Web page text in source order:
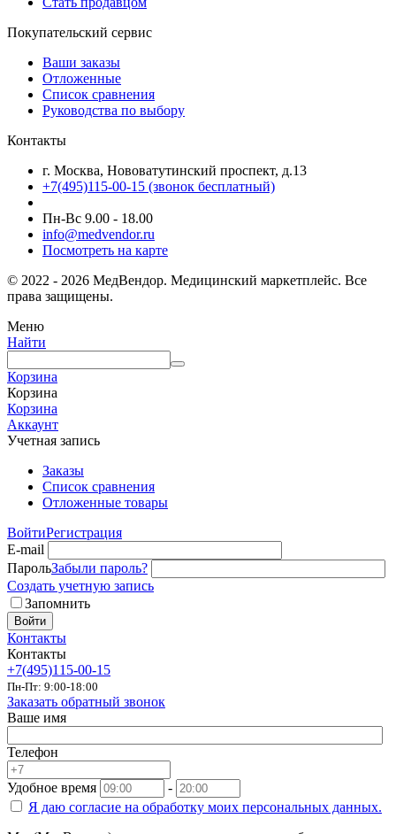
Покупательский сервис
Ваши заказы
Отложенные
Список сравнения
Руководства по выбору
Контакты
г. Москва, Нововатутинский проспект, д.13
+7(495)115-00-15 (звонок бесплатный)
Пн-Вс 9.00 - 18.00
info@medvendor.ru
Посмотреть на карте
© 2022 - 2026 МедВендор. Медицинский маркетплейс. Все
права защищены.
Меню
Найти
Корзина
Корзина
Корзина
Аккаунт
Учетная запись
Заказы
Список сравнения
Отложенные товары
ВойтиРегистрация
E-mail
ПарольЗабыли пароль?
Создать учетную запись
Запомнить
Войти
Контакты
Контакты
+7(495)115-00-15
Пн-Пт: 9:00-18:00
Заказать обратный звонок
Ваше имя
Телефон
Удобное время
-
Я даю согласие на обработку моих персональных данных.